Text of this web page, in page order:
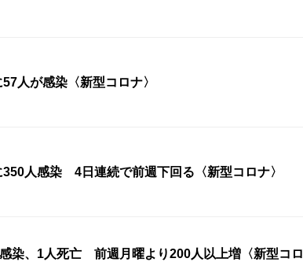
人が感染〈新型コロナ〉
人感染 4日連続で前週下回る〈新型コロナ〉
染、1人死亡 前週月曜より200人以上増〈新型コロ